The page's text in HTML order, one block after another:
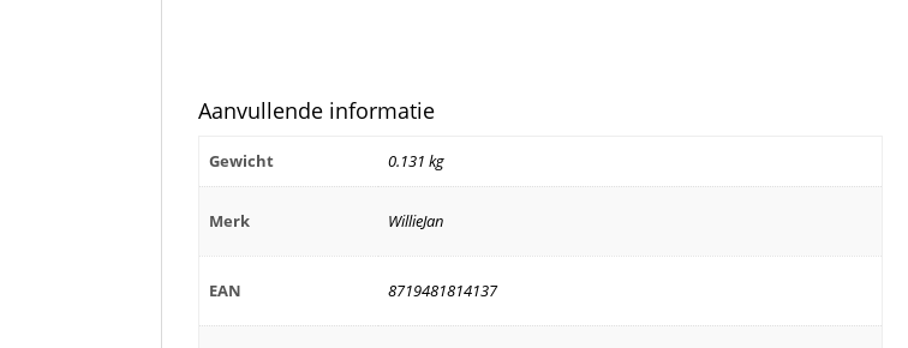
Aanvullende informatie
Gewicht 0.131 kg
Merk WillieJan
EAN 8719481814137